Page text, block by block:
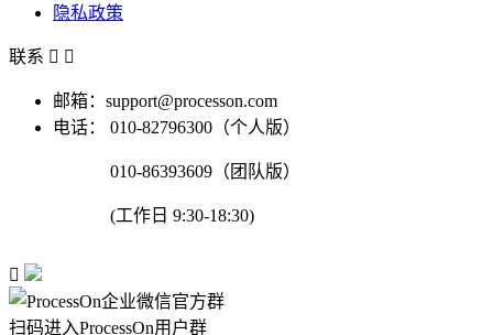
隐私政策
联系  
邮箱：support@processon.com
电话：
010-82796300（个人版）
010-86393609（团队版）
(工作日 9:30-18:30)

扫码进入ProcessOn用户群